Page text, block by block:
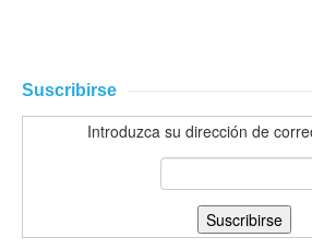
Suscribirse
Introduzca su dirección de